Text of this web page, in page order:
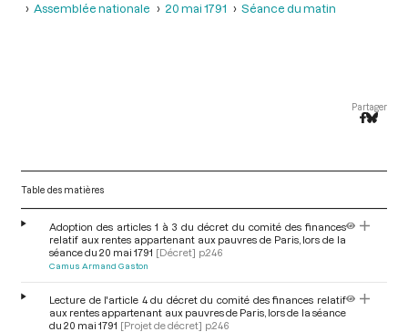
Assemblée nationale
20 mai 1791 Séance du matin
Partager
Table des matières
Adoption des articles 1 à 3 du décret du comité des finances
relatif aux rentes appartenant aux pauvres de Paris, lors de la
séance du 20 mai 1791 [Décret] p.246
Camus Armand Gaston
Lecture de l'article 4 du décret du comité des finances relatif
aux rentes appartenant aux pauvres de Paris, lors de la séance
du 20 mai 1791 [Projet de décret] p.246